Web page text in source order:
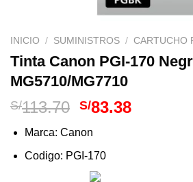
INICIO / SUMINISTROS / CARTUCHO
Tinta Canon PGI-170
MG5710/MG7710
S/113.70 El
original
era:
S/113.70.
S/83.38El
Marca: Canon
Codigo: PGI-170